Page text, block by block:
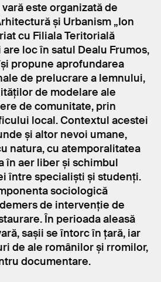
este organizată de
și Urbanism „Ion
cu Filiala Teritorială
are loc în satul Dealu Frumos,
propune aprofundarea
de prelucrare a lemnului,
de modelare ale
de comunitate, prin
local. Contextul acestei
și altor nevoi umane,
natura, cu atemporalitatea
în aer liber și schimbul
între specialiști și studenți.
sociologică
de intervenție de
În perioada aleasă
sașii se întorc în țară, iar
de ale românilor și rromilor,
documentare.